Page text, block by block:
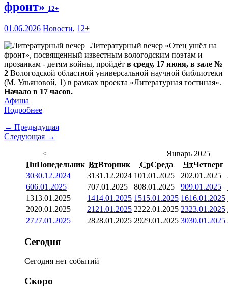
фронт» 12+
01.06.2026 Новости, 12+
Литературный вечер «Отец ушёл на
фронт», посвященный известным вологодским поэтам и
прозаикам - детям войны, пройдёт в среду, 17 июня, в зале №
2 Вологодской областной универсальной научной библиотеки
(М. Ульяновой, 1) в рамках проекта «Литературная гостиная».
Начало в 17 часов.
Афиша
Подробнее
← Предыдущая
Следующая →
<
Январь 2025
ПнПонедельник ВтВторник СрСреда ЧтЧетверг
3030.12.2024 3131.12.2024 101.01.2025 202.01.2025
606.01.2025 707.01.2025 808.01.2025 909.01.2025
1313.01.2025 1414.01.2025 1515.01.2025 1616.01.2025
2020.01.2025 21 21.01.2025 2222.01.2025 2323.01.2025
2727.01.2025 2828.01.2025 2929.01.2025 3030.01.2025
Сегодня
Сегодня нет событий
Скоро